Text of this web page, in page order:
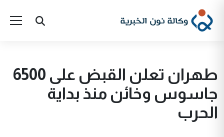
طهران تعلن القبض على 6500
جاسوس وخائن منذ بداية
الحرب